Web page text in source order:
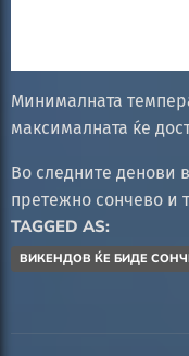
Минималната
максималната ќе
Во следните денови
претежно сончево и
TAGGED AS:
ВИКЕНДОВ ЌЕ БИДЕ